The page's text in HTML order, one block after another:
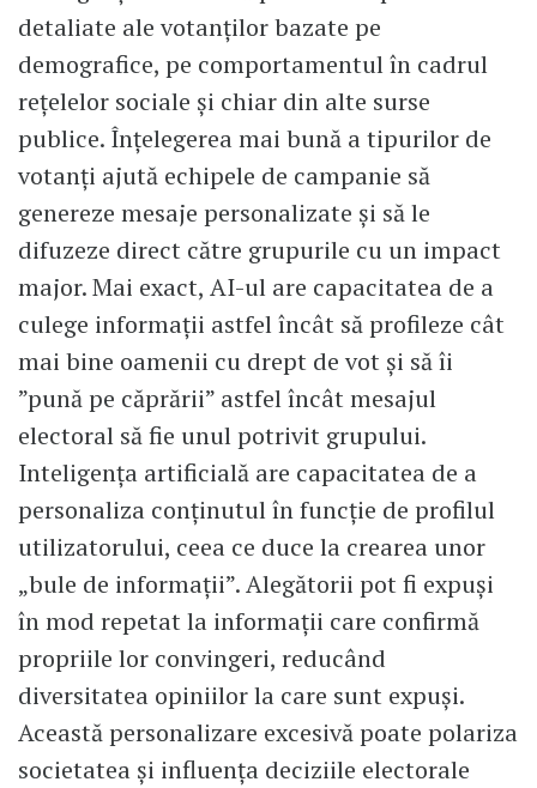
detaliate ale votanților bazate pe
demografice, pe comportamentul în cadrul
rețelelor sociale și chiar din alte surse
publice. Înțelegerea mai bună a tipurilor de
votanți ajută echipele de campanie să
genereze mesaje personalizate și să le
difuzeze direct către grupurile cu un impact
major. Mai exact, AI-ul are capacitatea de a
culege informații astfel încât să profileze cât
mai bine oamenii cu drept de vot și să îi
”pună pe căprării” astfel încât mesajul
electoral să fie unul potrivit grupului.
Inteligența artificială are capacitatea de a
personaliza conținutul în funcție de profilul
utilizatorului, ceea ce duce la crearea unor
„bule de informații”. Alegătorii pot fi expuși
în mod repetat la informații care confirmă
propriile lor convingeri, reducând
diversitatea opiniilor la care sunt expuși.
Această personalizare excesivă poate polariza
societatea și influența deciziile electorale